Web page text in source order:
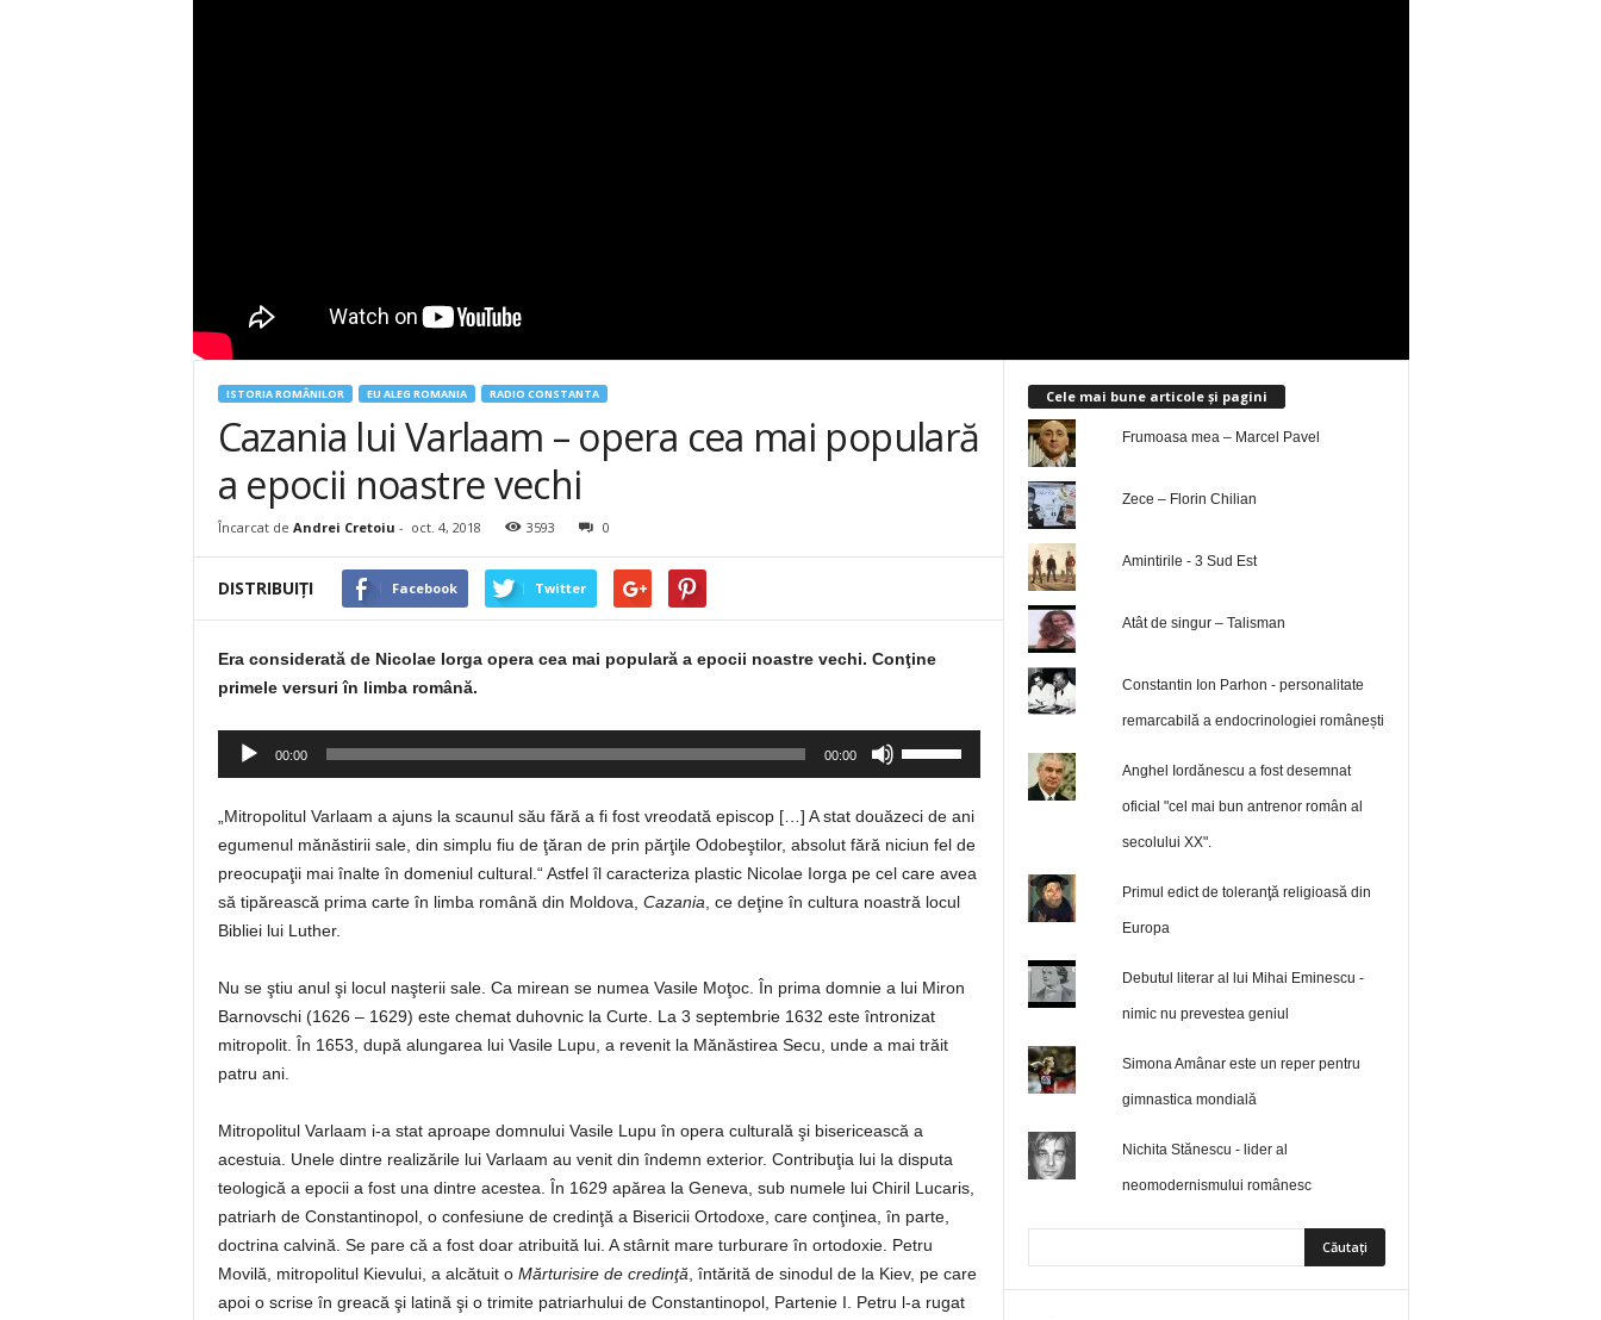
ISTORIA ROMÂNILOR EU ALEG ROMANIA RADIO CONSTANTA
Cazania lui Varlaam – opera cea mai populară
a epocii noastre vechi
Încarcat de Andrei Cretoiu - oct. 4, 2018 3593 0
DISTRIBUIȚI Facebook Twitter
Era considerată de Nicolae Iorga opera cea mai populară a epocii noastre vechi. Conţine
primele versuri în limba română.
Player
00:00 00:00
„Mitropolitul Varlaam a ajuns la scaunul său fără a fi fost vreodată episcop […] A stat douăzeci de ani
egumenul mănăstirii sale, din simplu fiu de ţăran de prin părţile Odobeştilor, absolut fără niciun fel de
preocupaţii mai înalte în domeniul cultural.“ Astfel îl caracteriza plastic Nicolae Iorga pe cel care avea
să tipărească prima carte în limba română din Moldova, Cazania, ce deţine în cultura noastră locul
Bibliei lui Luther.
Nu se ştiu anul şi locul naşterii sale. Ca mirean se numea Vasile Moţoc. În prima domnie a lui Miron
Barnovschi (1626 – 1629) este chemat duhovnic la Curte. La 3 septembrie 1632 este întronizat
mitropolit. În 1653, după alungarea lui Vasile Lupu, a revenit la Mănăstirea Secu, unde a mai trăit
patru ani.
Mitropolitul Varlaam i-a stat aproape domnului Vasile Lupu în opera culturală şi bisericească a
acestuia. Unele dintre realizările lui Varlaam au venit din îndemn exterior. Contribuţia lui la disputa
teologică a epocii a fost una dintre acestea. În 1629 apărea la Geneva, sub numele lui Chiril Lucaris,
patriarh de Constantinopol, o confesiune de credinţă a Bisericii Ortodoxe, care conţinea, în parte,
doctrina calvină. Se pare că a fost doar atribuită lui. A stârnit mare turburare în ortodoxie. Petru
Movilă, mitropolitul Kievului, a alcătuit o Mărturisire de credinţă, întărită de sinodul de la Kiev, pe care
apoi o scrise în greacă şi latină şi o trimite patriarhului de Constantinopol, Partenie I. Petru l-a rugat
Cele mai bune articole și pagini
Frumoasa mea – Marcel Pavel
Zece – Florin Chilian
Amintirile - 3 Sud Est
Atât de singur – Talisman
Constantin Ion Parhon - personalitate
remarcabilă a endocrinologiei românești
Anghel Iordănescu a fost desemnat
oficial "cel mai bun antrenor român al
secolului XX".
Primul edict de toleranţă religioasă din
Europa
Debutul literar al lui Mihai Eminescu -
nimic nu prevestea geniul
Simona Amânar este un reper pentru
gimnastica mondială
Nichita Stănescu - lider al
neomodernismului românesc